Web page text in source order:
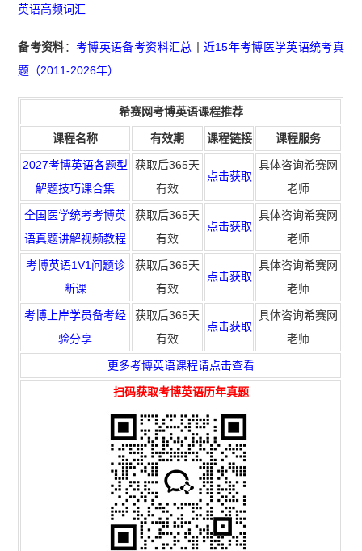
英语高频词汇
备考资料：考博英语备考资料汇总
近15年考博医学英语统考真
题（2011-2026年）
希赛网考博英语课程推荐
课程名称 有效期 课程链接 课程服务
2027考博英语各题型
解题技巧课合集
获取后365天
有效
点击获取
具体咨询希赛网
老师
全国医学统考考博英
语真题讲解视频教程
获取后365天
有效
点击获取
具体咨询希赛网
老师
考博英语1V1问题诊
断课
获取后365天
有效
点击获取
具体咨询希赛网
老师
考博上岸学员备考经
验分享
获取后365天
有效
点击获取
具体咨询希赛网
老师
更多考博英语课程请点击查看
扫码获取考博英语历年真题